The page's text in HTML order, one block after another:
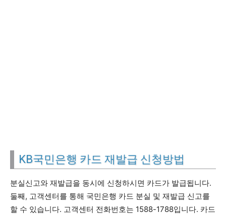
KB국민은행 카드 재발급 신청방법
분실신고와 재발급을 동시에 신청하시면 카드가 발급됩니다.
둘째, 고객센터를 통해 국민은행 카드 분실 및 재발급 신고를
할 수 있습니다. 고객센터 전화번호는 1588-1788입니다. 카드